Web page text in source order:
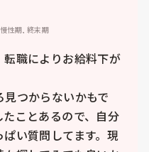
性期, 終末期
職によりお給料下が
つからないかもで
ことあるので、自分
い質問してます。現